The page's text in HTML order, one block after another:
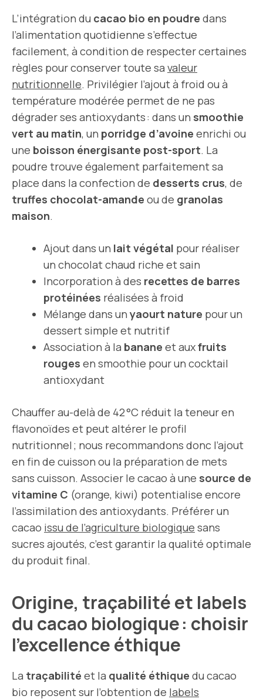
L’intégration du cacao bio en poudre dans
l’alimentation quotidienne s’effectue
facilement, à condition de respecter certaines
règles pour conserver toute sa valeur
nutritionnelle. Privilégier l’ajout à froid ou à
température modérée permet de ne pas
dégrader ses antioxydants : dans un smoothie
vert au matin, un porridge d’avoine enrichi ou
une boisson énergisante post-sport. La
poudre trouve également parfaitement sa
place dans la confection de desserts crus, de
truffes chocolat-amande ou de granolas
maison.
Ajout dans un lait végétal pour réaliser
un chocolat chaud riche et sain
Incorporation à des recettes de barres
protéinées réalisées à froid
Mélange dans un yaourt nature pour un
dessert simple et nutritif
Association à la banane et auxfruits
rouges en smoothie pour un cocktail
antioxydant
Chauffer au-delà de 42 °C réduit la teneur en
flavonoïdes et peut altérer le profil
nutritionnel ; nous recommandons donc l’ajout
en fin de cuisson ou la préparation de mets
sans cuisson. Associer le cacao à une source de
vitamine C (orange, kiwi) potentialise encore
l’assimilation des antioxydants. Préférer un
cacao issu de l’agriculture biologique sans
sucres ajoutés, c’est garantir la qualité optimale
du produit final.
Origine, traçabilité et labels
du cacao biologique : choisir
l’excellence éthique
La traçabilité et la qualité éthique du cacao
bio reposent sur l’obtention de labels